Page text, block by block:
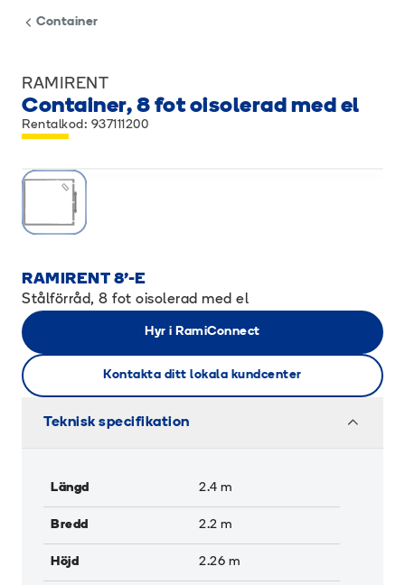
Container
RAMIRENT
Container, 8 fot oisolerad med el
Rentalkod: 937111200
RAMIRENT 8'-E
Stålförråd, 8 fot oisolerad med el
Hyr i RamiConnect
Kontakta ditt lokala kundcenter
Teknisk specifikation
Längd 2.4 m
Bredd 2.2 m
Höjd 2.26 m